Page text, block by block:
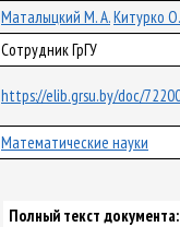
Маталыцкий М. А.Китурко
Сотрудник ГрГУ
https://elib.grsu.by/doc/
Математические науки
Полный текст документа: